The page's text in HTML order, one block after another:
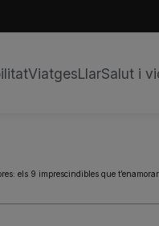
ViatgesLlarSalut i
els 9 imprescindibles que